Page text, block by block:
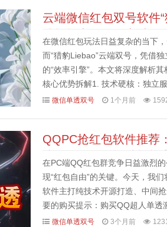
云端微信红包双号软件
准拍拍卡激活码商城
在微信红包玩法日益复杂的当下
而“猎豹Liebao”云端双号，凭借
的“效率引擎”。本文将深度解析
核心优势拆解1. 技术硬核：独立
告别卡顿/掉线，运行稳定性...
微信单透双号 1个月前
QQPC抢红包软件推荐
防风，激活码认准拍拍
在PC端QQ红包群竞争日益激烈
现“红包自由”的关键。今天，我
软件主打纯技术开源打造、中间
要的购买提示：购买QQ超人单透
在购买前仔细核对需求。一、 核
微信单透双号 3个月前